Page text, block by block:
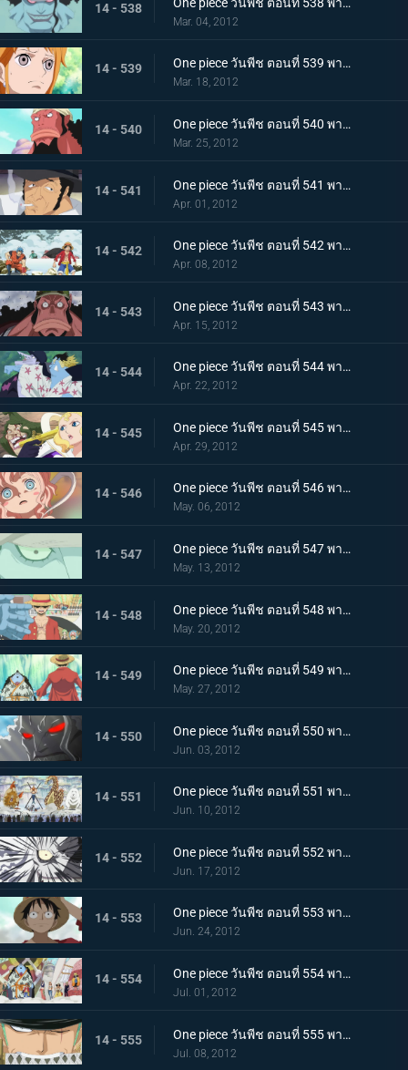
14 - 538
Mar. 04, 2012
14 - 539 One piece วันพีช ตอนที่ 539 พากย์ไทย หวนรำลึกชะตากรรม! นามิ กับ โจรสลัดมนุษย์เงือก!
Mar. 18, 2012
14 - 540 One piece วันพีช ตอนที่ 540 พากย์ไทย วีรบุรุษผู้ปลดปล่อยทาส ไทเกอร์นักผจญภัย
Mar. 25, 2012
14 - 541 One piece วันพีช ตอนที่ 541 พากย์ไทย คิซารุออกโรง! กับดักล่อไทเกอร์!
Apr. 01, 2012
14 - 542 One piece วันพีช ตอนที่ 542 พากย์ไทย ตอนพิเศษ! ลูฟี่และโทริโกะ! การพบกันอีกครั้ง โทริโกะ ลูฟี่! ออกค้นหาผลทะเลกัน!
Apr. 08, 2012
14 - 543 One piece วันพีช ตอนที่ 543 พากย์ไทย จุดจบของวีรบุรษ ความจริงของไทเกอร์ที่น่าตกตะลึง
Apr. 15, 2012
14 - 544 One piece วันพีช ตอนที่ 544 พากย์ไทย กลุ่มโจรสลัดแตกแยก จินเบ ปะทะ อารอง
Apr. 22, 2012
14 - 545 One piece วันพีช ตอนที่ 545 พากย์ไทย เกาะมนุษย์เงือกสั่นไหว! มังกรฟ้าขึ้นเทียบฝั่ง
Apr. 29, 2012
14 - 546 One piece วันพีช ตอนที่ 546 พากย์ไทย โศกนาฏกรรมที่มาอย่างเฉียบพลัน! กระสุนสังหารที่ดับอนาคต
May. 06, 2012
14 - 547 One piece วันพีช ตอนที่ 547 พากย์ไทย กลับสู่ปัจจุบัน! โฮดี้เริ่มเคลื่อนไหว
May. 13, 2012
14 - 548 One piece วันพีช ตอนที่ 548 พากย์ไทย สะเทือนทั้งอาณาจักร คำสั่งประหารเนปจูน
May. 20, 2012
14 - 549 One piece วันพีช ตอนที่ 549 พากย์ไทย รอยร้าวบังเกิด! ลูฟี่ ปะทะ จินเบ
May. 27, 2012
14 - 550 One piece วันพีช ตอนที่ 550 พากย์ไทย เกิดความผิดปกติกับโฮดี้ พลังที่แท้จริงของยาปีศาจ!
Jun. 03, 2012
14 - 551 One piece วันพีช ตอนที่ 551 พากย์ไทย เริ่มศึกตัดสิน ณ ลานเกียวคอร์ด!
Jun. 10, 2012
14 - 552 One piece วันพีช ตอนที่ 552 พากย์ไทย คำสารภาพที่น่าตกใจ ความจริงเบื้องหลังการลอบสังหารโอโตฮิเมะ
Jun. 17, 2012
14 - 553 One piece วันพีช ตอนที่ 553 พากย์ไทย น้ำตาของชิราโฮชิ! ในที่สุดลูฟี่ก็ออกโรง
Jun. 24, 2012
14 - 554 One piece วันพีช ตอนที่ 554 พากย์ไทย ศึกครั้งใหญ่! กลุ่มหมวกฟาง ปะทะ ศัตรู 100,000 คน
Jul. 01, 2012
14 - 555 One piece วันพีช ตอนที่ 555 พากย์ไทย ระเบิดวิชาครั้งใหญ่! โซโล ซันจิ ออกจู่โจม!
Jul. 08, 2012